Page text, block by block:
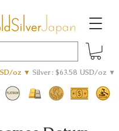
oz ▼ Silver : $63.58 USD/oz ▼